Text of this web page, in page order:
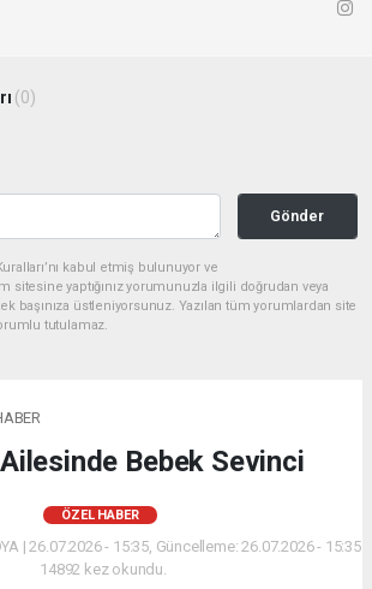
(0)
Gönder
kabul etmiş bulunuyor ve
yaptığınız yorumunuzla ilgili doğrudan veya
başınıza üstleniyorsunuz. Yazılan tüm yorumlardan site
tutulamaz.
Bebek Sevinci
ÖZEL HABER
| 26.07.2026 - 15:35, Güncelleme: 26.07.2026 - 15:35
14892 kez okundu.